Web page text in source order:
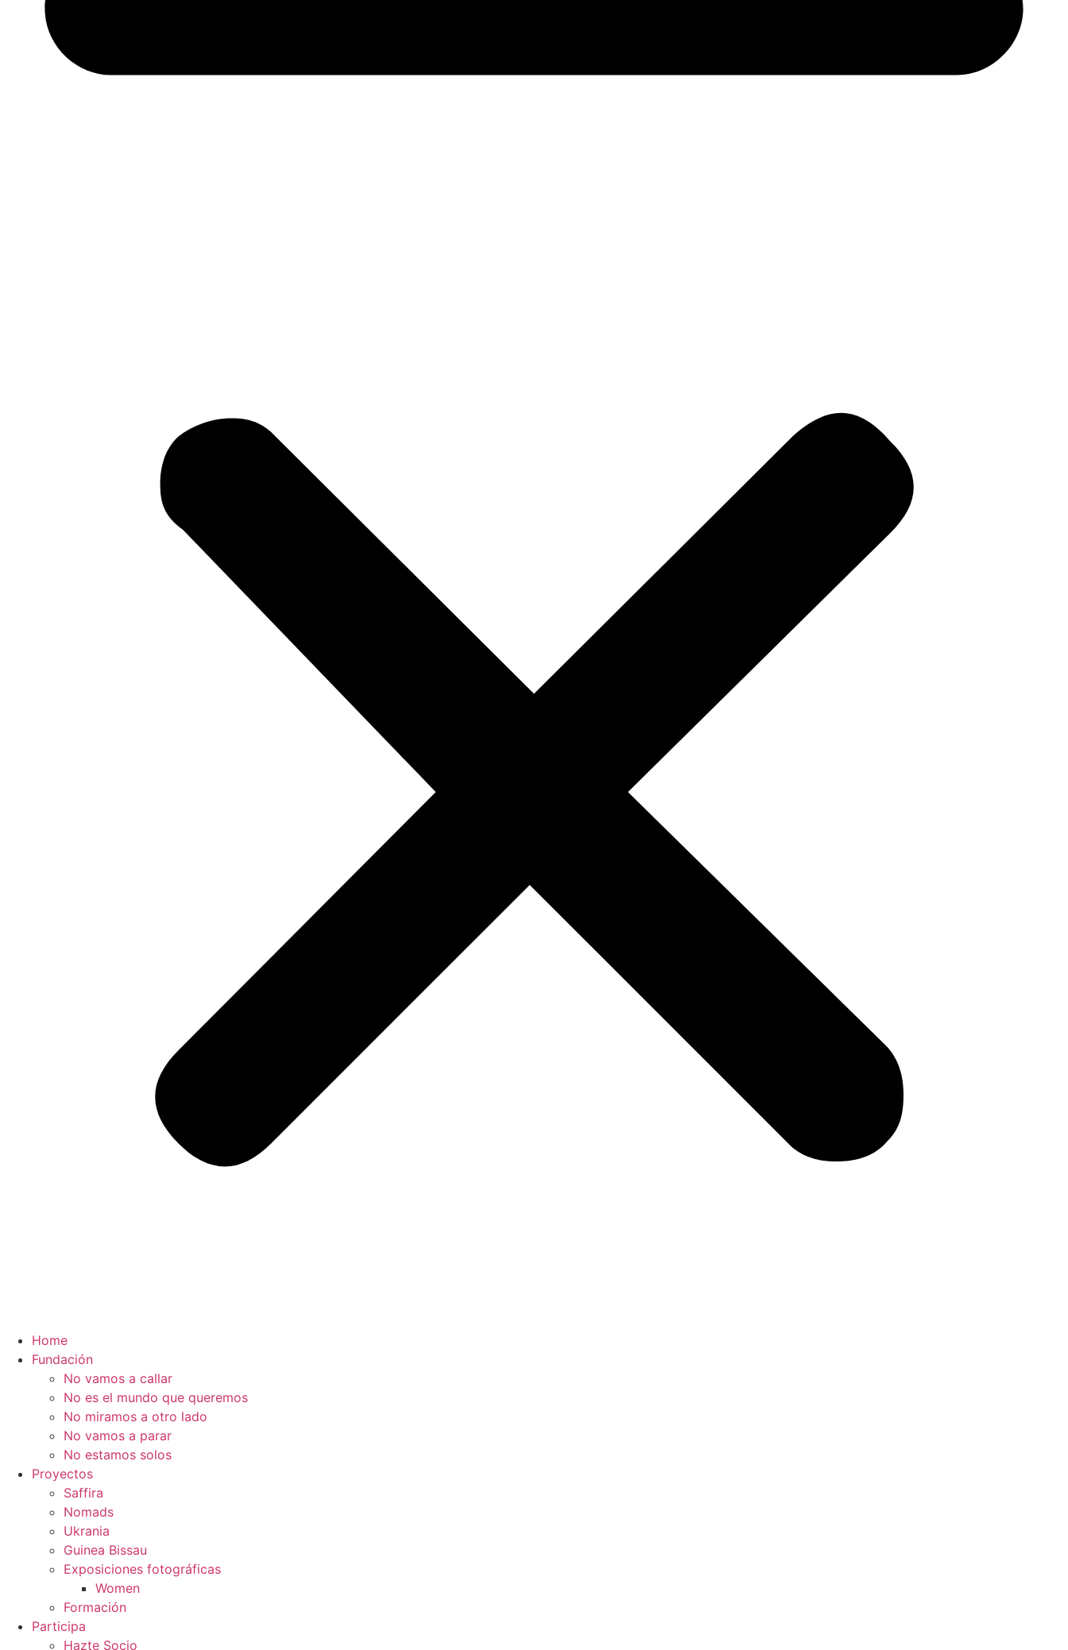
Home
Fundación
No vamos a callar
No es el mundo que queremos
No miramos a otro lado
No vamos a parar
No estamos solos
Proyectos
Saffira
Nomads
Ukrania
Guinea Bissau
Exposiciones fotográficas
Women
Formación
Participa
Hazte Socio